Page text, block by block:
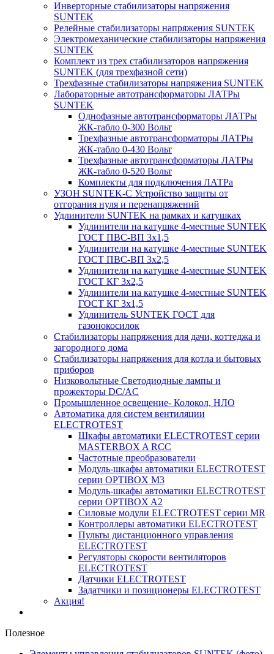
Инверторные стабилизаторы напряжения
SUNTEK
Релейные стабилизаторы напряжения SUNTEK
Электромеханические стабилизаторы напряжения
SUNTEK
Комплект из трех стабилизаторов напряжения
SUNTEK (для трехфазной сети)
Трехфазные стабилизаторы напряжения SUNTEK
Лабораторные автотрансформаторы ЛАТРы
SUNTEK
Однофазные автотрансформаторы ЛАТРы
ЖК-табло 0-300 Вольт
Трехфазные автотрансформаторы ЛАТРы
ЖК-табло 0-430 Вольт
Трехфазные автотрансформаторы ЛАТРы
ЖК-табло 0-520 Вольт
Комплекты для подключения ЛАТРа
УЗОН SUNTEK-C Устройство защиты от
отгорания нуля и перенапряжений
Удлинители SUNTEK на рамках и катушках
Удлинители на катушке 4-местные SUNTEK
ГОСТ ПВС-ВП 3х1,5
Удлинители на катушке 4-местные SUNTEK
ГОСТ ПВС-ВП 3х2,5
Удлинители на катушке 4-местные SUNTEK
ГОСТ КГ 3х2,5
Удлинители на катушке 4-местные SUNTEK
ГОСТ КГ 3х1,5
Удлинитель SUNTEK ГОСТ для
газонокосилок
Стабилизаторы напряжения для дачи, коттеджа и
загородного дома
Стабилизаторы напряжения для котла и бытовых
приборов
Низковольтные Светодиодные лампы и
прожекторы DC/AC
Промышленное освещение- Колокол, НЛО
Автоматика для систем вентиляции
ELECTROTEST
Шкафы автоматики ELECTROTEST серии
MASTERBOX A RCC
Частотные преобразователи
Модуль-шкафы автоматики ELECTROTEST
серии OPTIBOX M3
Модуль-шкафы автоматики ELECTROTEST
серии OPTIBOX A2
Силовые модули ELECTROTEST серии MR
Контроллеры автоматики ELECTROTEST
Пульты дистанционного управления
ELECTROTEST
Регуляторы скорости вентиляторов
ELECTROTEST
Датчики ELECTROTEST
Задатчики и позиционеры ELECTROTEST
Акция!
Полезное